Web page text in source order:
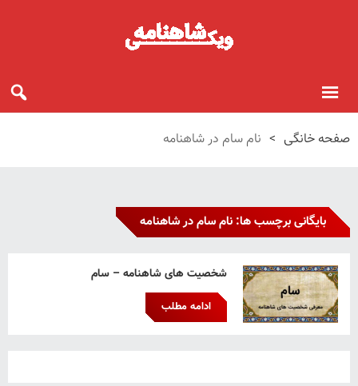
صفحه خانگی > نام سام در شاهنامه
بایگانی برچسب ها: نام سام در شاهنامه
شخصیت های شاهنامه – سام
ادامه مطلب